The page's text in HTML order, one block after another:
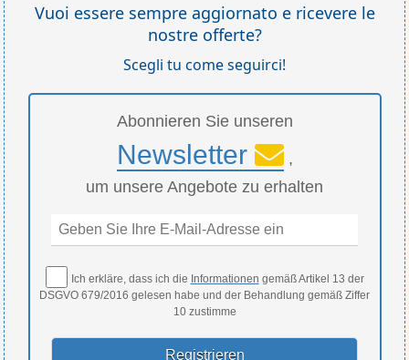
Vuoi essere sempre aggiornato e ricevere le
nostre offerte?
Scegli tu come seguirci!
Abonnieren Sie unseren
Newsletter
,
um unsere Angebote zu erhalten
Ich erkläre, dass ich die Informationen gemäß Artikel 13 der
DSGVO 679/2016 gelesen habe und der Behandlung gemäß Ziffer
10 zustimme